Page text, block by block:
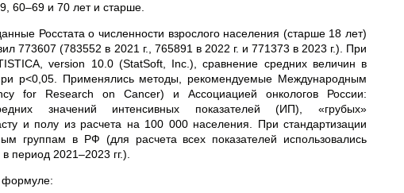
60–69 и 70 лет и старше.
Росстата о численности взрослого населения (старше 18 лет)
773607 (783552 в 2021 г., 765891 в 2022 г. и 771373 в 2023 г.).
При
version 10.0 (StatSoft, Inc.), сравнение средних величин в
р<0,05. Применялись методы, рекомендуемые Международным
for Research on Cancer) и Ассоциацией онкологов России:
значений интенсивных показателей (ИП), «грубых»
и полу из расчета на 100 000 населения. При стандартизации
группам в РФ (для расчета всех показателей использовались
период 2021–2023 гг.).
формуле: